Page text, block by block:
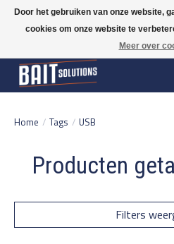
Gratis verzending vanaf 50 euro binnen NL | Op
verzonden | België vanaf 70 euro gratis verzonden
Home / Tags / USB
Producten
Filters
Door het gebruiken van onze website,
cookies om onze website te
Meer over